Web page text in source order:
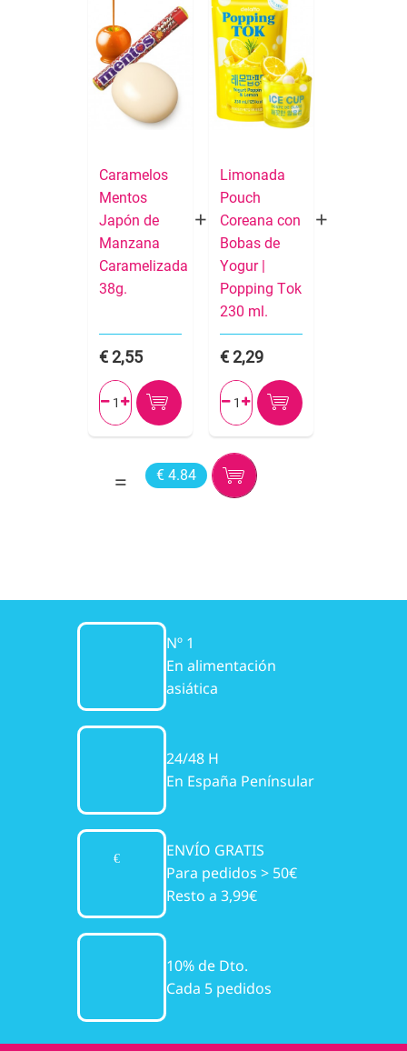
Caramelos
Mentos
Japón de
Manzana
Caramelizada
38g.
2,55
 
Limonada
Pouch
Coreana con
Bobas de
Yogur |
Popping Tok
230 ml.
2,29
 
€ 4.84
Nº 1
En alimentación
asiática
24/48 H
En España Penínsular
ENVÍO GRATIS
Para pedidos > 50€
Resto a 3,99€
10% de Dto.
Cada 5 pedidos